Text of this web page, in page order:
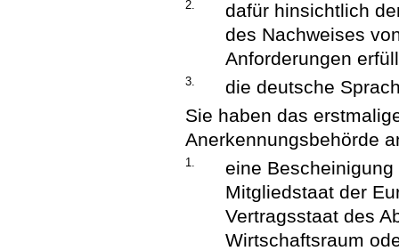
2.
dafür hinsichtlich
des Nachweises
Anforderungen
3.
die deutsche
Sie haben das
Anerkennungsbehörde
1.
eine
Mitgliedstaat der
Vertragsstaat des
Wirtschaftsraum